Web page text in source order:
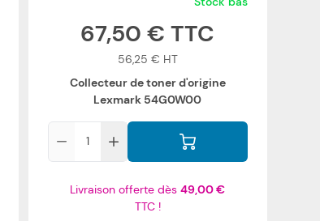
67,50 €
56,25 €
Collecteur de toner d'origine
Lexmark 54G0W00
Livraison offerte dès49,00 €
TTC !